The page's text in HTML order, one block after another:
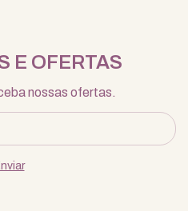
E OFERTAS
nossas ofertas.